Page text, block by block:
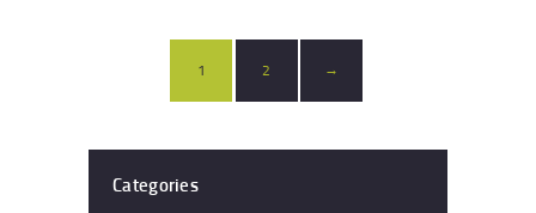
1 2 →
Categories